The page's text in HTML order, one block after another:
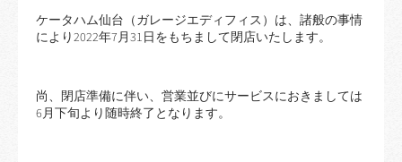
ケータハム仙台（ガレージエディフィス）は、諸般の事情
により2022年7月31日をもちまして閉店いたします。
尚、閉店準備に伴い、営業並びにサービスにおきましては
6月下旬より随時終了となります。